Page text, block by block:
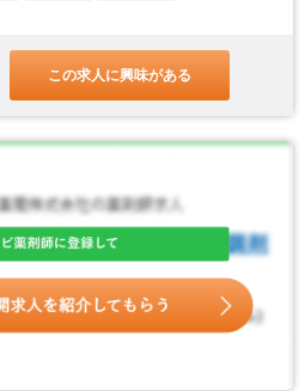
この求人に興味がある